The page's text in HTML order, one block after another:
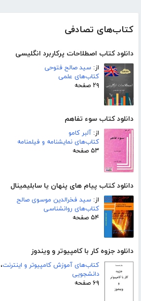
کتاب‌های تصادفی
دانلود کتاب اصطلاحات پرکاربرد انگلیسی
از: سید صالح فتوحی
کتاب‌های علمی
۲۹ صفحه
دانلود کتاب سوء تفاهم
از: آلبر کامو
کتاب‌های نمایشنامه و فیلمنامه
۵۳ صفحه
دانلود کتاب پیام های پنهان یا سابلیمینال
از: سید فخرالدین موسوی صالح
کتاب‌های روانشناسی
۵۴ صفحه
دانلود جزوه کار با کامپیوتر و ویندوز
کتاب‌های آموزش کامپیوتر و اینترنت،
دانشجویی
۶۹ صفحه